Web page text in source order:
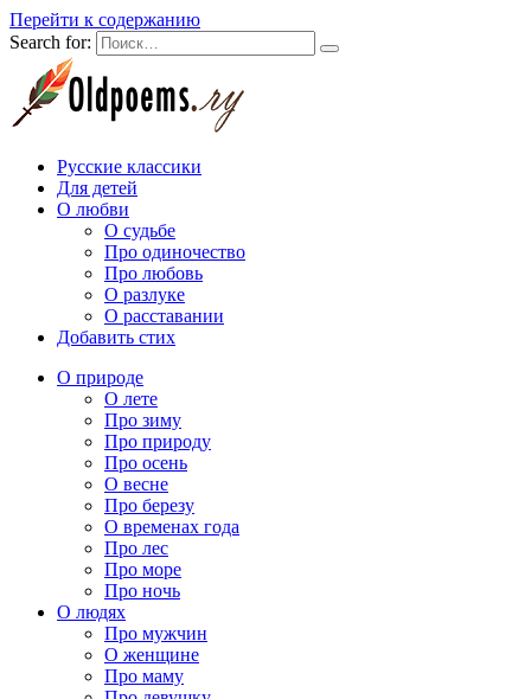
Перейти к содержанию
Search for:
Русские классики
Для детей
О любви
О судьбе
Про одиночество
Про любовь
О разлуке
О расставании
Добавить стих
О природе
О лете
Про зиму
Про природу
Про осень
О весне
Про березу
О временах года
Про лес
Про море
Про ночь
О людях
Про мужчин
О женщине
Про маму